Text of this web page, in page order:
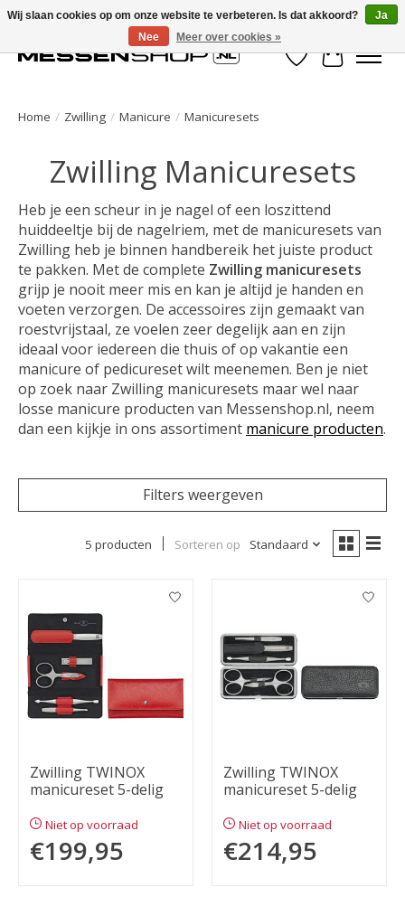
Verlanglijst
Home / Zwilling / Manicure / Manicuresets
Zwilling Manicuresets
Heb je een scheur in je nagel of een loszittend
huiddeeltje bij de nagelriem, met de manicuresets van
Zwilling heb je binnen handbereik het juiste product
te pakken. Met de complete Zwilling manicuresets
grijp je nooit meer mis en kan je altijd je handen en
voeten verzorgen. De accessoires zijn gemaakt van
roestvrijstaal, ze voelen zeer degelijk aan en zijn
ideaal voor iedereen die thuis of op vakantie een
manicure of pedicureset wilt meenemen. Ben je niet
op zoek naar Zwilling manicuresets maar wel naar
losse manicure producten van Messenshop.nl, neem
dan een kijkje in ons assortiment manicure producten.
Filters weergeven
5 producten Sorteren op Standaard
Zwilling TWINOX
manicureset 5-delig
Niet op voorraad
€199,95
Zwilling TWINOX
manicureset 5-delig
Niet op voorraad
€214,95
Wij slaan cookies op om onze website te verbeteren. Is dat akkoord?
Ja
Nee
Meer over cookies »